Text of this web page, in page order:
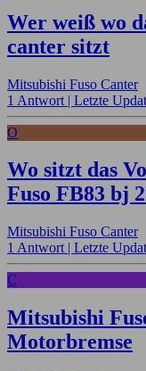
Wer weiß wo
canter sitzt
Mitsubishi Fuso Canter
1 Antwort | Letzte
O
Wo sitzt das
Fuso FB83 bj
Mitsubishi Fuso Canter
1 Antwort | Letzte
C
Mitsubishi
Motorbremse